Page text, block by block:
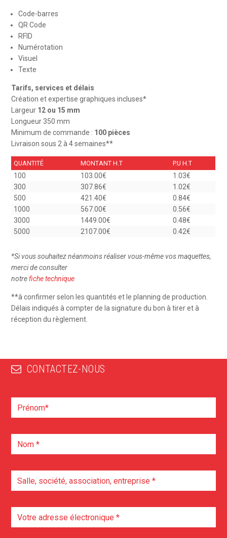
Code-barres
QR Code
RFID
Numérotation
Visuel
Texte
Tarifs, services et délais
Création et expertise graphiques incluses*
Largeur 12 ou 15 mm
Longueur 350 mm
Minimum de commande : 100 pièces
Livraison sous 2 à 4 semaines**
QUANTITÉ MONTANT H.T P.U H.T
100 103.00€
1.03€
300
307.86€
1.02€
500
421.40€
0.84€
1000
567.00€
0.56€
3000
1449.00€
0.48€
5000
2107.00€ 0.42€
*Si vous souhaitez néanmoins réaliser vous-même vos maquettes,
merci de consulter
notrefiche technique
**à confirmer selon les quantités et le planning de production.
Délais indiqués à compter de la signature du bon à tirer et à
réception du règlement.
CONTACTEZ-NOUS